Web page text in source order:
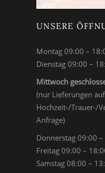
UNSERE
Montag 09:00 –
Dienstag 09:00 –
Mittwoch
(nur Lieferungen
Hochzeit-/Trauer-/
Anfrage)
Donnerstag 09:00
Freitag 09:00 –
Samstag 08:00 –